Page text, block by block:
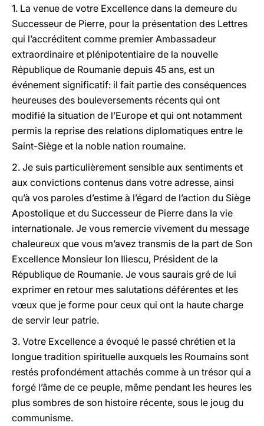
1. La venue de votre Excellence dans la demeure du
Successeur de Pierre, pour la présentation des Lettres
qui l’accréditent comme premier Ambassadeur
extraordinaire et plénipotentiaire de la nouvelle
République de Roumanie depuis 45 ans, est un
événement significatif: il fait partie des conséquences
heureuses des bouleversements récents qui ont
modifié la situation de l’Europe et qui ont notamment
permis la reprise des relations diplomatiques entre le
Saint-Siège et la noble nation roumaine.
2. Je suis particulièrement sensible aux sentiments et
aux convictions contenus dans votre adresse, ainsi
qu’à vos paroles d’estime à l’égard de l’action du Siège
Apostolique et du Successeur de Pierre dans la vie
internationale. Je vous remercie vivement du message
chaleureux que vous m’avez transmis de la part de Son
Excellence Monsieur Ion Iliescu, Président de la
République de Roumanie. Je vous saurais gré de lui
exprimer en retour mes salutations déférentes et les
vœux que je forme pour ceux qui ont la haute charge
de servir leur patrie.
3. Votre Excellence a évoqué le passé chrétien et la
longue tradition spirituelle auxquels les Roumains sont
restés profondément attachés comme à un trésor qui a
forgé l’âme de ce peuple, même pendant les heures les
plus sombres de son histoire récente, sous le joug du
communisme.